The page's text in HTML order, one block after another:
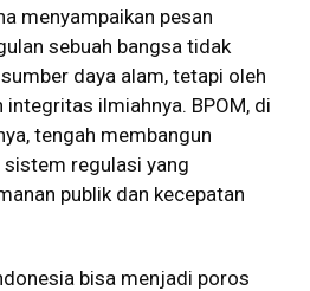
menyampaikan pesan
sebuah bangsa tidak
daya alam, tetapi oleh
integritas ilmiahnya. BPOM, di
tengah membangun
regulasi yang
publik dan kecepatan
bisa menjadi poros